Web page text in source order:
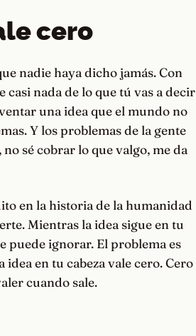
cero
nadie haya dicho jamás. Con
nada de lo que tú vas a decir
una idea que el mundo no
Y los problemas de la gente
sé cobrar lo que valgo, me da
en la historia de la humanidad
Mientras la idea sigue en tu
puede ignorar. El problema es
idea en tu cabeza vale cero. Cero
cuando sale.